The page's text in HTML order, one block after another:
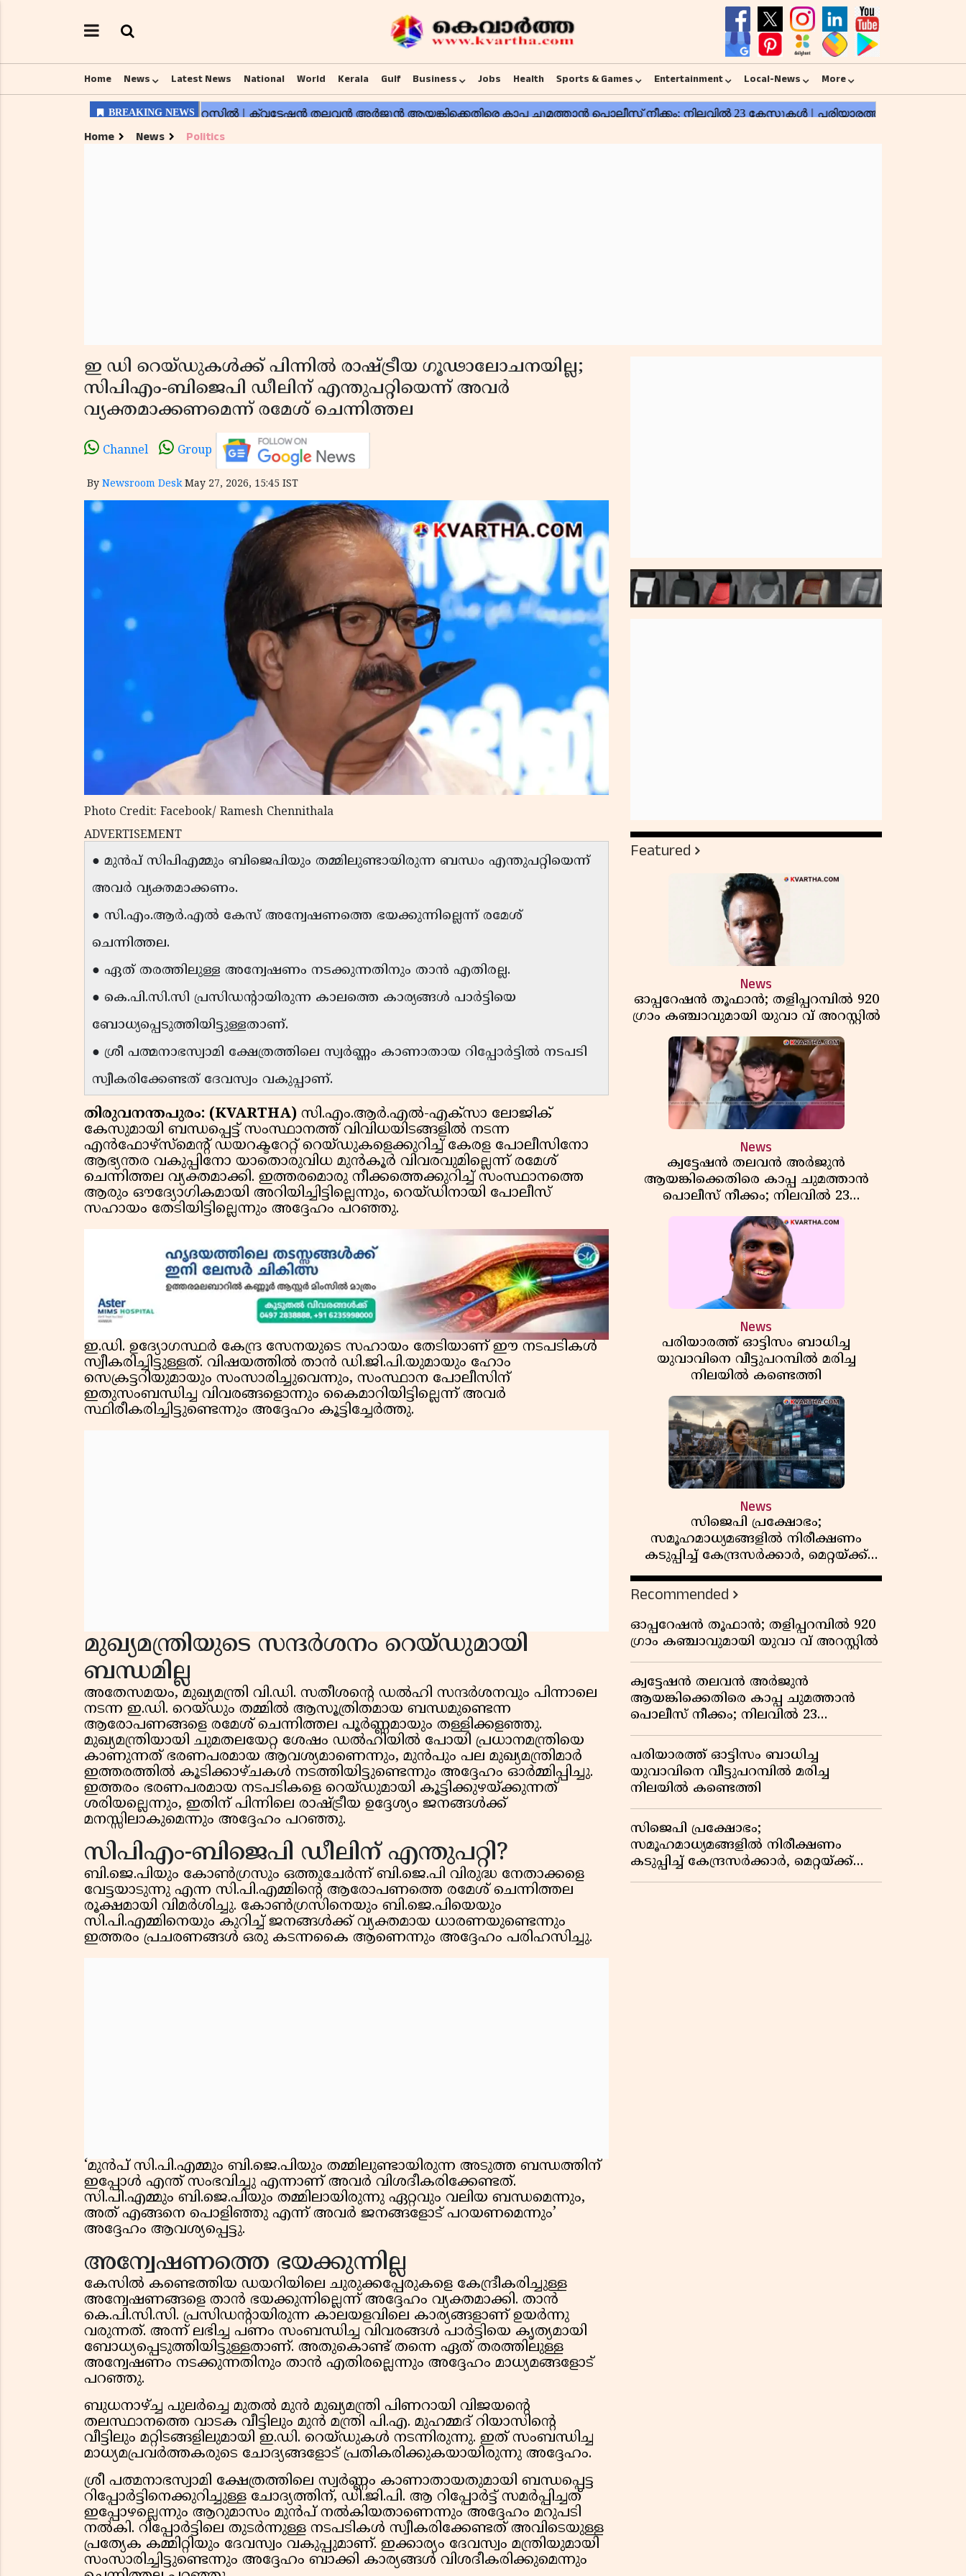
Home News Latest News National World Kerala Gulf Business Jobs Health Sports & Games Entertainment Local-News More
Home News Politics
ഇ ഡി റെയ്ഡുകൾക്ക് പിന്നിൽ രാഷ്ട്രീയ ഗൂഢാലോചനയില്ല;
സിപിഎം-ബിജെപി ഡീലിന് എന്തുപറ്റിയെന്ന് അവർ
വ്യക്തമാക്കണമെന്ന് രമേശ് ചെന്നിത്തല
Channel Group
By Newsroom Desk May 27, 2026, 15:45 IST
Photo Credit: Facebook/ Ramesh Chennithala
ADVERTISEMENT
● മുൻപ് സിപിഎമ്മും ബിജെപിയും തമ്മിലുണ്ടായിരുന്ന ബന്ധം എന്തുപറ്റിയെന്ന്
അവർ വ്യക്തമാക്കണം.
● സി.എം.ആർ.എൽ കേസ് അന്വേഷണത്തെ ഭയക്കുന്നില്ലെന്ന് രമേശ്
ചെന്നിത്തല.
● ഏത് തരത്തിലുള്ള അന്വേഷണം നടക്കുന്നതിനും താൻ എതിരല്ല.
● കെ.പി.സി.സി പ്രസിഡന്റായിരുന്ന കാലത്തെ കാര്യങ്ങൾ പാർട്ടിയെ
ബോധ്യപ്പെടുത്തിയിട്ടുള്ളതാണ്.
● ശ്രീ പത്മനാഭസ്വാമി ക്ഷേത്രത്തിലെ സ്വർണ്ണം കാണാതായ റിപ്പോർട്ടിൽ നടപടി
സ്വീകരിക്കേണ്ടത് ദേവസ്വം വകുപ്പാണ്.
തിരുവനന്തപുരം: (KVARTHA) സി.എം.ആർ.എൽ-എക്സാ ലോജിക്
കേസുമായി ബന്ധപ്പെട്ട് സംസ്ഥാനത്ത് വിവിധയിടങ്ങളിൽ നടന്ന
എൻഫോഴ്സ്മെൻ്റ് ഡയറക്ടറേറ്റ് റെയ്ഡുകളെക്കുറിച്ച് കേരള പോലീസിനോ
ആഭ്യന്തര വകുപ്പിനോ യാതൊരുവിധ മുൻകൂർ വിവരവുമില്ലെന്ന് രമേശ്
ചെന്നിത്തല വ്യക്തമാക്കി. ഇത്തരമൊരു നീക്കത്തെക്കുറിച്ച് സംസ്ഥാനത്തെ
ആരും ഔദ്യോഗികമായി അറിയിച്ചിട്ടില്ലെന്നും, റെയ്ഡിനായി പോലീസ്
സഹായം തേടിയിട്ടില്ലെന്നും അദ്ദേഹം പറഞ്ഞു.
ഇ.ഡി. ഉദ്യോഗസ്ഥർ കേന്ദ്ര സേനയുടെ സഹായം തേടിയാണ് ഈ നടപടികൾ
സ്വീകരിച്ചിട്ടുള്ളത്. വിഷയത്തിൽ താൻ ഡി.ജി.പി.യുമായും ഹോം
സെക്രട്ടറിയുമായും സംസാരിച്ചുവെന്നും, സംസ്ഥാന പോലീസിന്
ഇതുസംബന്ധിച്ച വിവരങ്ങളൊന്നും കൈമാറിയിട്ടില്ലെന്ന് അവർ
സ്ഥിരീകരിച്ചിട്ടുണ്ടെന്നും അദ്ദേഹം കൂട്ടിച്ചേർത്തു.
മുഖ്യമന്ത്രിയുടെ സന്ദർശനം റെയ്ഡുമായി
ബന്ധമില്ല
അതേസമയം, മുഖ്യമന്ത്രി വി.ഡി. സതീശൻ്റെ ഡൽഹി സന്ദർശനവും പിന്നാലെ
നടന്ന ഇ.ഡി. റെയ്ഡും തമ്മിൽ ആസൂത്രിതമായ ബന്ധമുണ്ടെന്ന
ആരോപണങ്ങളെ രമേശ് ചെന്നിത്തല പൂർണ്ണമായും തള്ളിക്കളഞ്ഞു.
മുഖ്യമന്ത്രിയായി ചുമതലയേറ്റ ശേഷം ഡൽഹിയിൽ പോയി പ്രധാനമന്ത്രിയെ
കാണുന്നത് ഭരണപരമായ ആവശ്യമാണെന്നും, മുൻപും പല മുഖ്യമന്ത്രിമാർ
ഇത്തരത്തിൽ കൂടിക്കാഴ്ചകൾ നടത്തിയിട്ടുണ്ടെന്നും അദ്ദേഹം ഓർമ്മിപ്പിച്ചു.
ഇത്തരം ഭരണപരമായ നടപടികളെ റെയ്ഡുമായി കൂട്ടിക്കുഴയ്ക്കുന്നത്
ശരിയല്ലെന്നും, ഇതിന് പിന്നിലെ രാഷ്ട്രീയ ഉദ്ദേശ്യം ജനങ്ങൾക്ക്
മനസ്സിലാകുമെന്നും അദ്ദേഹം പറഞ്ഞു.
സിപിഎം-ബിജെപി ഡീലിന് എന്തുപറ്റി?
ബി.ജെ.പിയും കോൺഗ്രസും ഒത്തുചേർന്ന് ബി.ജെ.പി വിരുദ്ധ നേതാക്കളെ
വേട്ടയാടുന്നു എന്ന സി.പി.എമ്മിന്റെ ആരോപണത്തെ രമേശ് ചെന്നിത്തല
രൂക്ഷമായി വിമർശിച്ചു. കോൺഗ്രസിനെയും ബി.ജെ.പിയെയും
സി.പി.എമ്മിനെയും കുറിച്ച് ജനങ്ങൾക്ക് വ്യക്തമായ ധാരണയുണ്ടെന്നും
ഇത്തരം പ്രചരണങ്ങൾ ഒരു കടന്നകൈ ആണെന്നും അദ്ദേഹം പരിഹസിച്ചു.
‘മുൻപ് സി.പി.എമ്മും ബി.ജെ.പിയും തമ്മിലുണ്ടായിരുന്ന അടുത്ത ബന്ധത്തിന്
ഇപ്പോൾ എന്ത് സംഭവിച്ചു എന്നാണ് അവർ വിശദീകരിക്കേണ്ടത്.
സി.പി.എമ്മും ബി.ജെ.പിയും തമ്മിലായിരുന്നു ഏറ്റവും വലിയ ബന്ധമെന്നും,
അത് എങ്ങനെ പൊളിഞ്ഞു എന്ന് അവർ ജനങ്ങളോട് പറയണമെന്നും’
അദ്ദേഹം ആവശ്യപ്പെട്ടു.
അന്വേഷണത്തെ ഭയക്കുന്നില്ല
കേസിൽ കണ്ടെത്തിയ ഡയറിയിലെ ചുരുക്കപ്പേരുകളെ കേന്ദ്രീകരിച്ചുള്ള
അന്വേഷണങ്ങളെ താൻ ഭയക്കുന്നില്ലെന്ന് അദ്ദേഹം വ്യക്തമാക്കി. താൻ
കെ.പി.സി.സി. പ്രസിഡന്റായിരുന്ന കാലയളവിലെ കാര്യങ്ങളാണ് ഉയർന്നു
വരുന്നത്. അന്ന് ലഭിച്ച പണം സംബന്ധിച്ച വിവരങ്ങൾ പാർട്ടിയെ കൃത്യമായി
ബോധ്യപ്പെടുത്തിയിട്ടുള്ളതാണ്. അതുകൊണ്ട് തന്നെ ഏത് തരത്തിലുള്ള
അന്വേഷണം നടക്കുന്നതിനും താൻ എതിരല്ലെന്നും അദ്ദേഹം മാധ്യമങ്ങളോട്
പറഞ്ഞു.
ബുധനാഴ്ച്ച പുലർച്ചെ മുതൽ മുൻ മുഖ്യമന്ത്രി പിണറായി വിജയൻ്റെ
തലസ്ഥാനത്തെ വാടക വീട്ടിലും മുൻ മന്ത്രി പി.എ. മുഹമ്മദ് റിയാസിൻ്റെ
വീട്ടിലും മറ്റിടങ്ങളിലുമായി ഇ.ഡി. റെയ്ഡുകൾ നടന്നിരുന്നു. ഇത് സംബന്ധിച്ച
മാധ്യമപ്രവർത്തകരുടെ ചോദ്യങ്ങളോട് പ്രതികരിക്കുകയായിരുന്നു അദ്ദേഹം.
ശ്രീ പത്മനാഭസ്വാമി ക്ഷേത്രത്തിലെ സ്വർണ്ണം കാണാതായതുമായി ബന്ധപ്പെട്ട
റിപ്പോർട്ടിനെക്കുറിച്ചുള്ള ചോദ്യത്തിന്, ഡി.ജി.പി. ആ റിപ്പോർട്ട് സമർപ്പിച്ചത്
ഇപ്പോഴല്ലെന്നും ആറുമാസം മുൻപ് നൽകിയതാണെന്നും അദ്ദേഹം മറുപടി
നൽകി. റിപ്പോർട്ടിലെ തുടർന്നുള്ള നടപടികൾ സ്വീകരിക്കേണ്ടത് അവിടെയുള്ള
പ്രത്യേക കമ്മിറ്റിയും ദേവസ്വം വകുപ്പുമാണ്. ഇക്കാര്യം ദേവസ്വം മന്ത്രിയുമായി
സംസാരിച്ചിട്ടുണ്ടെന്നും അദ്ദേഹം ബാക്കി കാര്യങ്ങൾ വിശദീകരിക്കുമെന്നും
Featured
News
ഓപ്പറേഷൻ തൂഫാൻ; തളിപ്പറമ്പിൽ 920
ഗ്രാം കഞ്ചാവുമായി യുവാ വ് അറസ്റ്റിൽ
News
ക്വട്ടേഷൻ തലവൻ അർജുൻ
ആയങ്കിക്കെതിരെ കാപ്പ ചുമത്താൻ
പൊലീസ് നീക്കം; നിലവിൽ 23
കേസുകൾ
News
പരിയാരത്ത് ഓട്ടിസം ബാധിച്ച
യുവാവിനെ വീട്ടുപറമ്പിൽ മരിച്ച
നിലയിൽ കണ്ടെത്തി
News
സിജെപി പ്രക്ഷോഭം;
സമൂഹമാധ്യമങ്ങളിൽ നിരീക്ഷണം
കടുപ്പിച്ച് കേന്ദ്രസർക്കാർ, മെറ്റയ്ക്ക്
നിർദേശം
Recommended
ഓപ്പറേഷൻ തൂഫാൻ; തളിപ്പറമ്പിൽ 920
ഗ്രാം കഞ്ചാവുമായി യുവാ വ് അറസ്റ്റിൽ
ക്വട്ടേഷൻ തലവൻ അർജുൻ
ആയങ്കിക്കെതിരെ കാപ്പ ചുമത്താൻ
പൊലീസ് നീക്കം; നിലവിൽ 23
കേസുകൾ
പരിയാരത്ത് ഓട്ടിസം ബാധിച്ച
യുവാവിനെ വീട്ടുപറമ്പിൽ മരിച്ച
നിലയിൽ കണ്ടെത്തി
സിജെപി പ്രക്ഷോഭം;
സമൂഹമാധ്യമങ്ങളിൽ നിരീക്ഷണം
കടുപ്പിച്ച് കേന്ദ്രസർക്കാർ, മെറ്റയ്ക്ക്
നിർദേശം